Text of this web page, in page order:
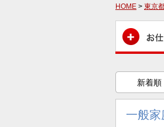
HOME > 東京
新着順
一般